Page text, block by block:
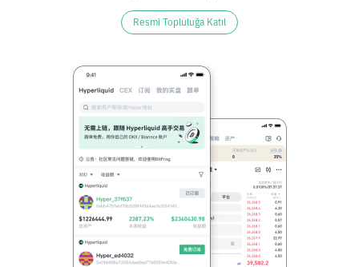
Resmi Topluluğa Katıl